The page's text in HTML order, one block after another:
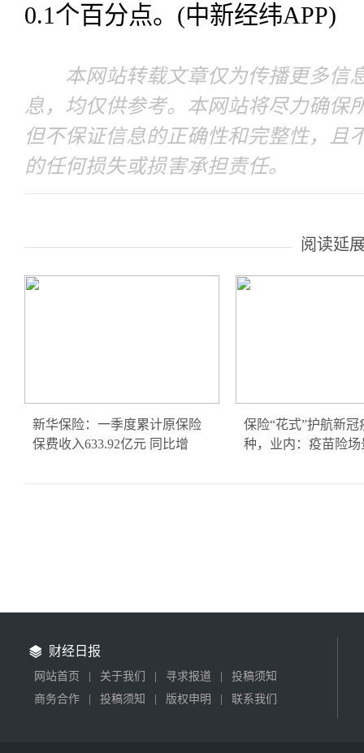
0.1个百分点。(中新经纬APP)
本网站转载文章仅为传播更多信
息，均仅供参考。本网站将尽力确保
但不保证信息的正确性和完整性，且
的任何损失或损害承担责任。
阅读延
新华保险：一季度累计原保险
保费收入633.92亿元 同比增
保险“花式”护航新冠
种，业内：疫苗险场
财经日报
网站首页 关于我们 寻求报道
投稿须知
商务合作
投稿须知 版权申明 联系我们